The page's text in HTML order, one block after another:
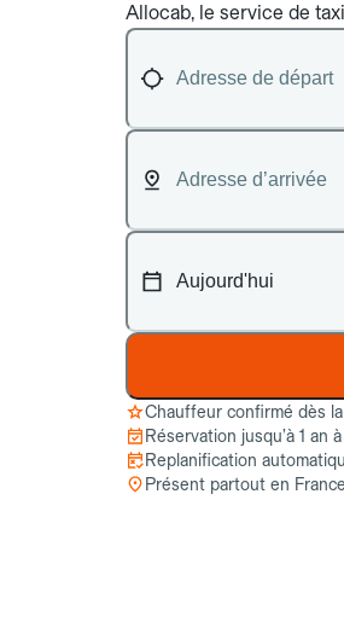
Allocab, le service de
Chauffeur confirmé dès
Réservation jusqu’à 1 an à
Replanification
Présent partout en France